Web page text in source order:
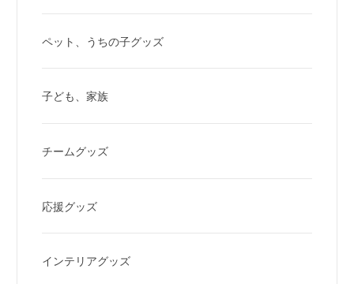
ペット、うちの子グッズ
子ども、家族
チームグッズ
応援グッズ
インテリアグッズ